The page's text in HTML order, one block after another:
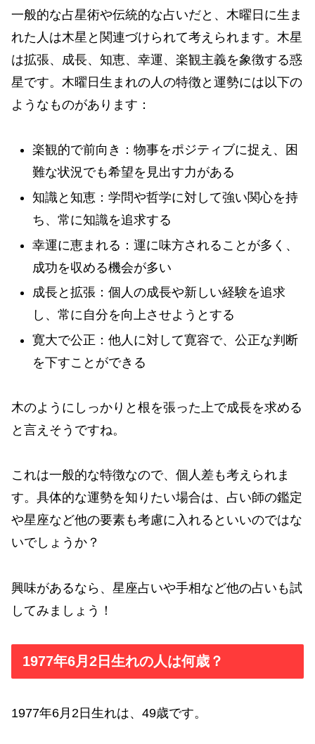
一般的な占星術や伝統的な占いだと、木曜日に生ま
れた人は木星と関連づけられて考えられます。木星
は拡張、成長、知恵、幸運、楽観主義を象徴する惑
星です。木曜日生まれの人の特徴と運勢には以下の
ようなものがあります：
楽観的で前向き：物事をポジティブに捉え、困
難な状況でも希望を見出す力がある
知識と知恵：学問や哲学に対して強い関心を持
ち、常に知識を追求する
幸運に恵まれる：運に味方されることが多く、
成功を収める機会が多い
成長と拡張：個人の成長や新しい経験を追求
し、常に自分を向上させようとする
寛大で公正：他人に対して寛容で、公正な判断
を下すことができる
木のようにしっかりと根を張った上で成長を求める
と言えそうですね。
これは一般的な特徴なので、個人差も考えられま
す。具体的な運勢を知りたい場合は、占い師の鑑定
や星座など他の要素も考慮に入れるといいのではな
いでしょうか？
興味があるなら、星座占いや手相など他の占いも試
してみましょう！
1977年6月2日生れの人は何歳？
1977年6月2日生れは、49歳です。